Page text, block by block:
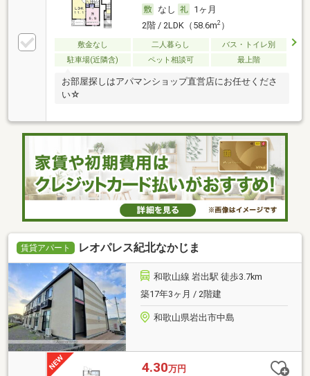
なし
1ヶ月
2階 / 2LDK（58.6m2）
敷金なし 二人暮らし
バス・トイレ別
駐車場(近隣含)
ペット相談可 最上階
お部屋探しはアパマンショップ直営店にお任せくださ
い☆
賃貸アパート レオパレス紀北なかじま
和歌山線 岩出駅 徒歩3.7km
築17年3ヶ月 / 2階建
和歌山県岩出市中島
4.30万円